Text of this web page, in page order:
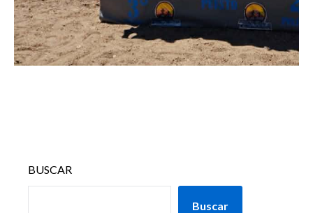
BUSCAR
Buscar